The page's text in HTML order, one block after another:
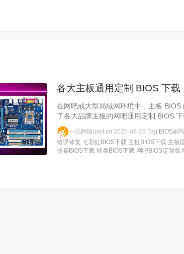
各大主板通用定制 BIOS 下载
在网吧或大型局域网环境中，主板
了各大品牌主板的网吧通用定制 BIOS
一品网络ipwl.cn2025-08-29 Tag: BIOS刷
错误修复 七彩虹BIOS下载 主板BIOS下载 主板
技嘉BIOS下载 映泰BIOS下载 网吧BIOS定制版